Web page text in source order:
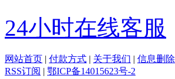
24小时在线客服
网站首页 | 付款方式 | 关于我们 | 信息删除
RSS订阅 | 鄂ICP备14015623号-2